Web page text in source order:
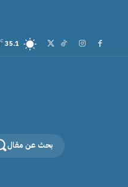
35.1
C
بحث عن مقال